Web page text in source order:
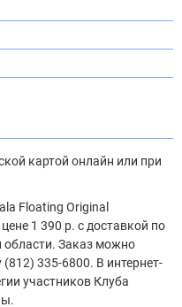
картой онлайн или при
Floating Original
1 390 р. с доставкой по
области. Заказ можно
335-6800. В интернет-
участников Клуба